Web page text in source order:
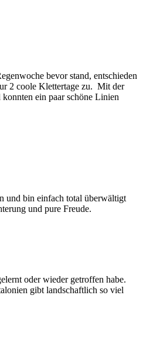
bevor stand, entschieden
2 coole Klettertage zu. Mit der
ein paar schöne Linien
und bin einfach total überwältigt
und pure Freude.
oder wieder getroffen habe.
gibt landschaftlich so viel